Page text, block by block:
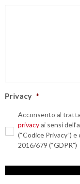
Privacy *
Acconsento al
privacyai sensi
(“Codice Privacy”)
2016/679 (“GDPR”)